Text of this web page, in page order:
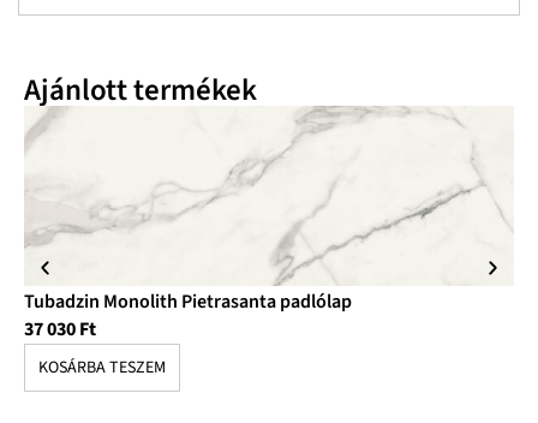
Ajánlott termékek
Tubadzin Monolith Pietrasanta padlólap
37 030Ft
KOSÁRBA TESZEM